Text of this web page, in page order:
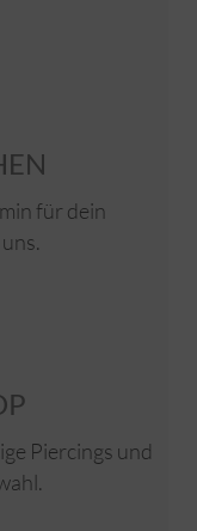
für dein
Piercings und